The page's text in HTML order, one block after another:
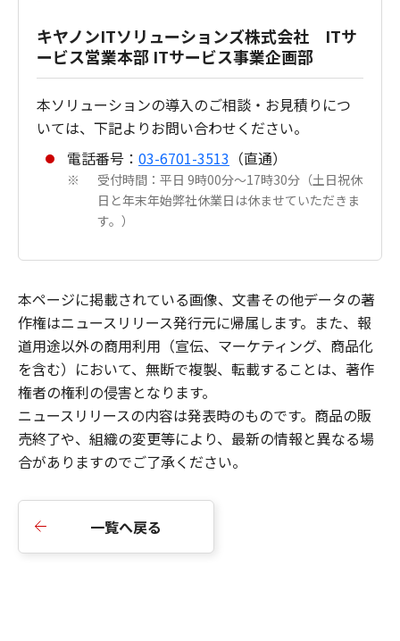
キヤノンITソリューションズ株式会社 ITサ
ービス営業本部 ITサービス事業企画部
本ソリューションの導入のご相談・お見積りにつ
いては、下記よりお問い合わせください。
電話番号： 03-6701-3513 （直通）
※
受付時間：平日 9時00分～17時30分（土日祝休
日と年末年始弊社休業日は休ませていただきま
す。）
本ページに掲載されている画像、文書その他データの著
作権はニュースリリース発行元に帰属します。また、報
道用途以外の商用利用（宣伝、マーケティング、商品化
を含む）において、無断で複製、転載することは、著作
権者の権利の侵害となります。
ニュースリリースの内容は発表時のものです。商品の販
売終了や、組織の変更等により、最新の情報と異なる場
合がありますのでご了承ください。
一覧へ戻る